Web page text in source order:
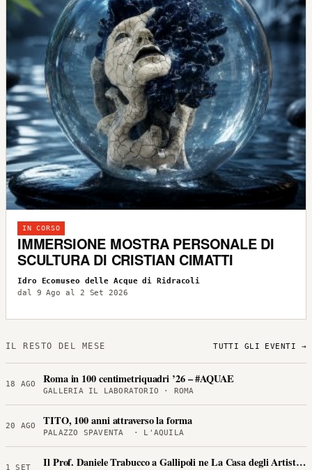
IN CORSO
IMMERSIONE MOSTRA PERSONALE DI
SCULTURA DI CRISTIAN CIMATTI
Idro Ecomuseo delle Acque di Ridracoli
dal 9 Ago al 2 Set 2026
IL RESTO DEL MESE TUTTI GLI EVENTI →
18 AGO Roma in 100 centimetriquadri ’26 – #AQUAE
GALLERIA IL LABORATORIO · ROMA
20 AGO TITO, 100 anni attraverso la forma
PALAZZO SPAVENTA · L'AQUILA
1 SET Il Prof. Daniele Trabucco a Gallipoli ne La Casa degli Artisti